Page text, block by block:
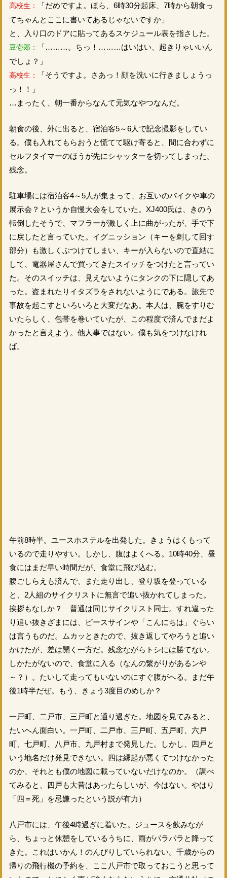
高校生：
「だめですよ。ほら、6時30分起床、7時から朝食っ
てちゃんとここに書いてあるじゃないですか」
と、入り口のドアに貼ってあるスケジュール表を指さした。
豆壱郎：
「………。ちっ！………はいはい、起きりゃいいん
でしょ？」
高校生：
「そうですよ。さあっ！顔を洗いに行きましょうっ
っ！！」
…まったく、朝一番からなんて元気なやつなんだ。
朝食の後、外に出ると、宿泊客5～6人で記念撮影をしてい
る。僕も入れてもらおうと慌てて駆け寄ると、間に合わずに
セルフタイマーのほうが先にシャッターを切ってしまった。
残念。
駐車場には宿泊客4～5人が集まって、お互いのバイクや車の
展示会？というか自慢大会をしていた。XJ400氏は、きのう
転倒したそうで、マフラーが激しく上に曲がったが、手で下
に戻したと言っていた。イグニッション（キーを刺して回す
部分）も激しくぶつけてしまい、キーが入らないので直結に
して、電器屋さんで買ってきたスイッチをつけたと言ってい
た。そのスイッチは、見えないようにタンクの下に隠してあ
った。盗まれたりイタズラをされないようにである。旅先で
事故を起こすといろいろと大変だなあ。本人は、腕をすりむ
いたらしく、包帯を巻いていたが、この程度で済んでまだよ
かったと言えよう。他人事ではない。僕も気をつけなけれ
ば。
午前8時半。ユースホステルを出発した。きょうはくもって
いるので走りやすい。しかし、腹はよくへる。10時40分、昼
食にはまだ早い時間だが、食堂に飛び込む。
腹ごしらえも済んで、また走り出し、登り坂を登っている
と、2人組のサイクリストに無言で追い抜かれてしまった。
挨拶もなしか？ 普通は同じサイクリスト同士。すれ違った
り追い抜きざまには、ピースサインや「こんにちは」ぐらい
は言うものだ。ムカッときたので、抜き返してやろうと追い
かけたが、差は開く一方だ。残念ながらトシには勝てない。
しかたがないので、食堂に入る（なんの繋がりがあるンや
～？）。たいして走ってもいないのにすぐ腹がへる。まだ午
後1時半だぜ。もう、きょう3度目のめしか？
一戸町、二戸市、三戸町と通り過ぎた。地図を見てみると、
たいへん面白い。一戸町、二戸市、三戸町、五戸町、六戸
町、七戸町、八戸市、九戸村まで発見した。しかし、四戸と
いう地名だけ発見できない。四は縁起が悪くてつけなかった
のか、それとも僕の地図に載っていないだけなのか。（調べ
てみると、四戸も大昔はあったらしいが、今はない。やはり
「四＝死」を忌嫌ったという説が有力）
八戸市には、午後4時過ぎに着いた。ジュースを飲みなが
ら、ちょっと休憩をしているうちに、雨がパラパラと降って
きた。これはいかん！のんびりしていられない。千歳からの
帰りの飛行機の予約を、ここ八戸市で取っておこうと思って